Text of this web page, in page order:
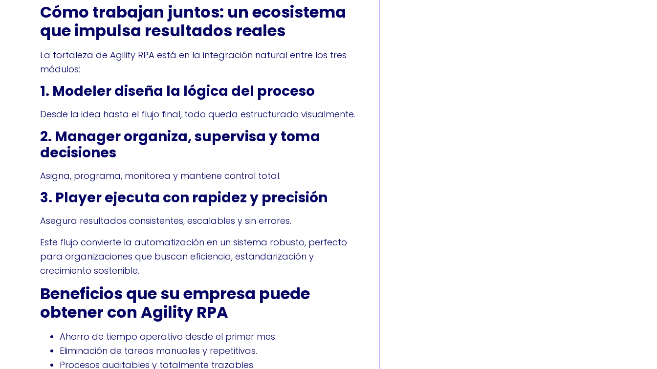
Cómo trabajan juntos: un ecosistema
que impulsa resultados reales
La fortaleza de Agility RPA está en la integración natural entre los tres
módulos:
1. Modeler diseña la lógica del proceso
Desde la idea hasta el flujo final, todo queda estructurado visualmente.
2. Manager organiza, supervisa y toma
decisiones
Asigna, programa, monitorea y mantiene control total.
3. Player ejecuta con rapidez y precisión
Asegura resultados consistentes, escalables y sin errores.
Este flujo convierte la automatización en un sistema robusto, perfecto
para organizaciones que buscan eficiencia, estandarización y
crecimiento sostenible.
Beneficios que su empresa puede
obtener con Agility RPA
Ahorro de tiempo operativo desde el primer mes.
Eliminación de tareas manuales y repetitivas.
Procesos auditables y totalmente trazables.